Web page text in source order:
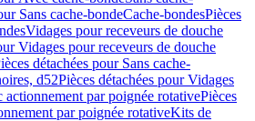
Sans cache-bondeCache-bondesPièces
Vidages pour receveurs de douche
Vidages pour receveurs de douche
détachées pour Sans cache-
d52Pièces détachées pour Vidages
actionnement par poignée rotativePièces
par poignée rotativeKits de